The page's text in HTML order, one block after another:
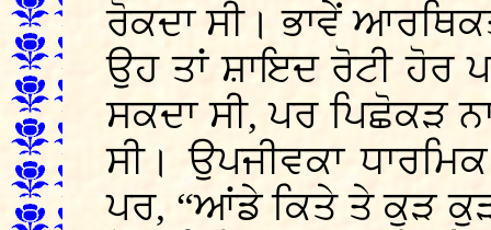
ਰੋਕਦਾ ਸੀ। ਭਾਵੇਂ
ਉਹ ਤਾਂ ਸ਼ਾਇਦ ਰੋਟੀ ਹੋਰ
ਸਕਦਾ ਸੀ, ਪਰ ਪਿਛੋਕੜ
ਸੀ। ਉਪਜੀਵਕਾ
ਪਰ, “ਆਂਡੇ ਕਿਤੇ ਤੇ ਕੁੜ